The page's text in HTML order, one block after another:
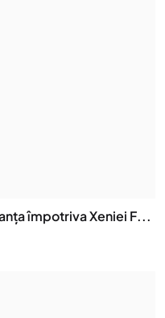
împotriva Xeniei F...